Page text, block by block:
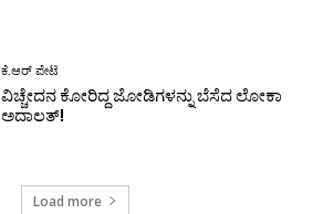
ಕೆ.ಆರ್ ಪೇಟೆ
ವಿಚ್ಚೇದನ ಕೋರಿದ್ದ ಜೋಡಿಗಳನ್ನು ಬೆಸೆದ ಲೋಕಾ
ಅದಾಲತ್!
Load more